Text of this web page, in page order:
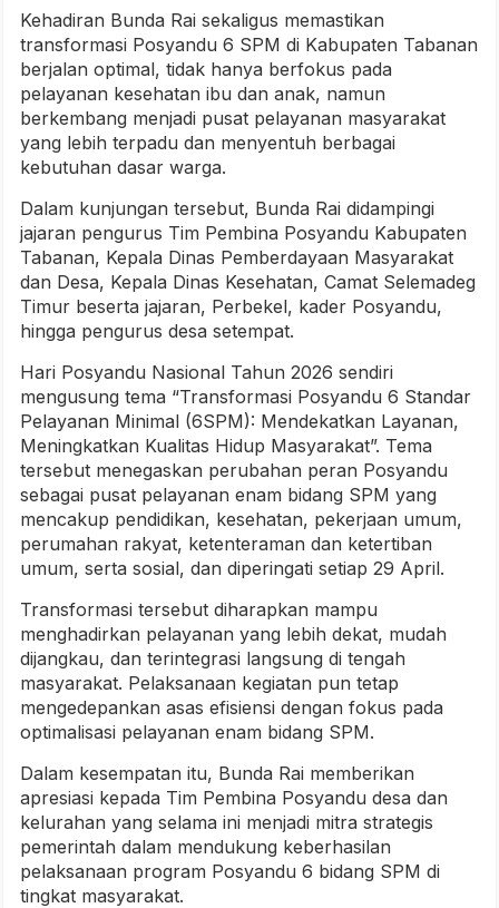
Kehadiran Bunda Rai sekaligus memastikan
transformasi Posyandu 6 SPM di Kabupaten Tabanan
berjalan optimal, tidak hanya berfokus pada
pelayanan kesehatan ibu dan anak, namun
berkembang menjadi pusat pelayanan masyarakat
yang lebih terpadu dan menyentuh berbagai
kebutuhan dasar warga.
Dalam kunjungan tersebut, Bunda Rai didampingi
jajaran pengurus Tim Pembina Posyandu Kabupaten
Tabanan, Kepala Dinas Pemberdayaan Masyarakat
dan Desa, Kepala Dinas Kesehatan, Camat Selemadeg
Timur beserta jajaran, Perbekel, kader Posyandu,
hingga pengurus desa setempat.
Hari Posyandu Nasional Tahun 2026 sendiri
mengusung tema “Transformasi Posyandu 6 Standar
Pelayanan Minimal (6SPM): Mendekatkan Layanan,
Meningkatkan Kualitas Hidup Masyarakat”. Tema
tersebut menegaskan perubahan peran Posyandu
sebagai pusat pelayanan enam bidang SPM yang
mencakup pendidikan, kesehatan, pekerjaan umum,
perumahan rakyat, ketenteraman dan ketertiban
umum, serta sosial, dan diperingati setiap 29 April.
Transformasi tersebut diharapkan mampu
menghadirkan pelayanan yang lebih dekat, mudah
dijangkau, dan terintegrasi langsung di tengah
masyarakat. Pelaksanaan kegiatan pun tetap
mengedepankan asas efisiensi dengan fokus pada
optimalisasi pelayanan enam bidang SPM.
Dalam kesempatan itu, Bunda Rai memberikan
apresiasi kepada Tim Pembina Posyandu desa dan
kelurahan yang selama ini menjadi mitra strategis
pemerintah dalam mendukung keberhasilan
pelaksanaan program Posyandu 6 bidang SPM di
tingkat masyarakat.